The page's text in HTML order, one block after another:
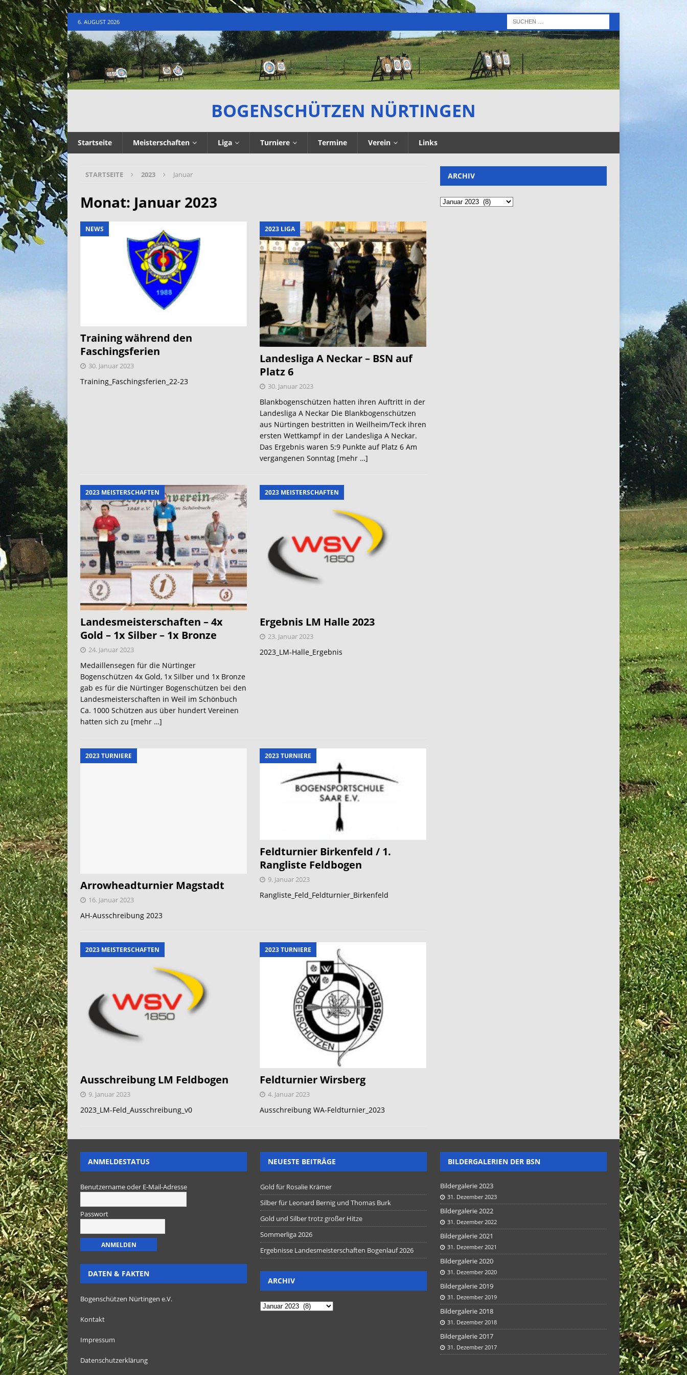
6. AUGUST 2026
BOGENSCHÜTZEN NÜRTINGEN
Startseite Meisterschaften Liga Turniere Termine Verein Links
STARTSEITE 2023 Januar
Monat: Januar 2023
NEWS
Training während den
Faschingsferien
30. Januar 2023
Training_Faschingsferien_22-23
2023 LIGA
Landesliga A Neckar – BSN auf
Platz 6
30. Januar 2023
Blankbogenschützen hatten ihren Auftritt in der
Landesliga A Neckar Die Blankbogenschützen
aus Nürtingen bestritten in Weilheim/Teck ihren
ersten Wettkampf in der Landesliga A Neckar.
Das Ergebnis waren 5:9 Punkte auf Platz 6 Am
vergangenen Sonntag [mehr …]
2023 MEISTERSCHAFTEN
Landesmeisterschaften – 4x
Gold – 1x Silber – 1x Bronze
24. Januar 2023
Medaillensegen für die Nürtinger
Bogenschützen 4x Gold, 1x Silber und 1x Bronze
gab es für die Nürtinger Bogenschützen bei den
Landesmeisterschaften in Weil im Schönbuch
Ca. 1000 Schützen aus über hundert Vereinen
hatten sich zu [mehr …]
2023 MEISTERSCHAFTEN
Ergebnis LM Halle 2023
23. Januar 2023
2023_LM-Halle_Ergebnis
2023 TURNIERE
Arrowheadturnier Magstadt
16. Januar 2023
AH-Ausschreibung 2023
2023 TURNIERE
Feldturnier Birkenfeld / 1.
Rangliste Feldbogen
9. Januar 2023
Rangliste_Feld_Feldturnier_Birkenfeld
2023 MEISTERSCHAFTEN
Ausschreibung LM Feldbogen
9. Januar 2023
2023_LM-Feld_Ausschreibung_v0
2023 TURNIERE
Feldturnier Wirsberg
4. Januar 2023
Ausschreibung WA-Feldturnier_2023
ARCHIV
ANMELDESTATUS
Benutzername oder E-Mail-Adresse
Passwort
DATEN & FAKTEN
Bogenschützen Nürtingen e.V.
Kontakt
Impressum
Datenschutzerklärung
NEUESTE BEITRÄGE
Gold für Rosalie Krämer
Silber für Leonard Bernig und Thomas Burk
Gold und Silber trotz großer Hitze
Sommerliga 2026
Ergebnisse Landesmeisterschaften Bogenlauf 2026
ARCHIV
BILDERGALERIEN DER BSN
Bildergalerie 2023
31. Dezember 2023
Bildergalerie 2022
31. Dezember 2022
Bildergalerie 2021
31. Dezember 2021
Bildergalerie 2020
31. Dezember 2020
Bildergalerie 2019
31. Dezember 2019
Bildergalerie 2018
31. Dezember 2018
Bildergalerie 2017
31. Dezember 2017